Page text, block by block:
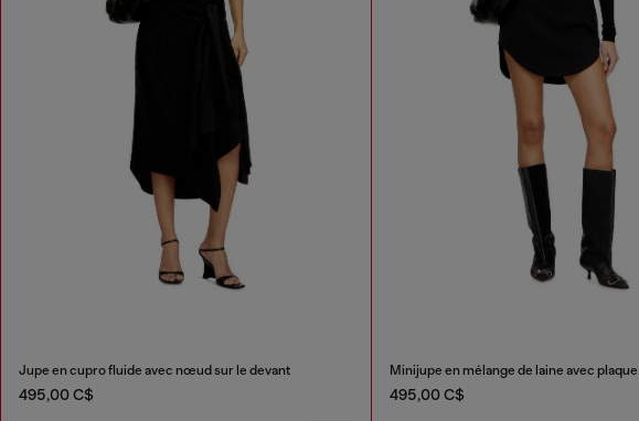
Jupe en cupro fluide avec nœud sur le devant
495,00 C$
Minijupe en mélange de laine avec plaque
495,00 C$